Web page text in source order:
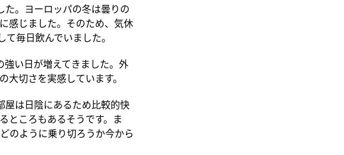
。ヨーロッパの冬は曇りの
感じました。そのため、気休
毎日飲んでいました。
い日が増えてきました。外
切さを実感しています。
屋は日陰にあるため比較的快
ところもあるそうです。ま
のように乗り切ろうか今から